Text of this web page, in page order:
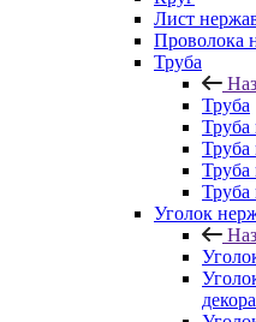
Лист
Проволока
Труба
Труба
Труба
Труба
Труба
Труба
Уголок